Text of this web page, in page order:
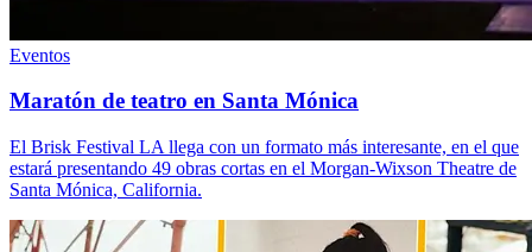
Eventos
Maratón de teatro en Santa Mónica
El Brisk Festival LA llega con un formato más interesante, en el que
estará presentando 49 obras cortas en el Morgan-Wixson Theatre de
Santa Mónica, California.